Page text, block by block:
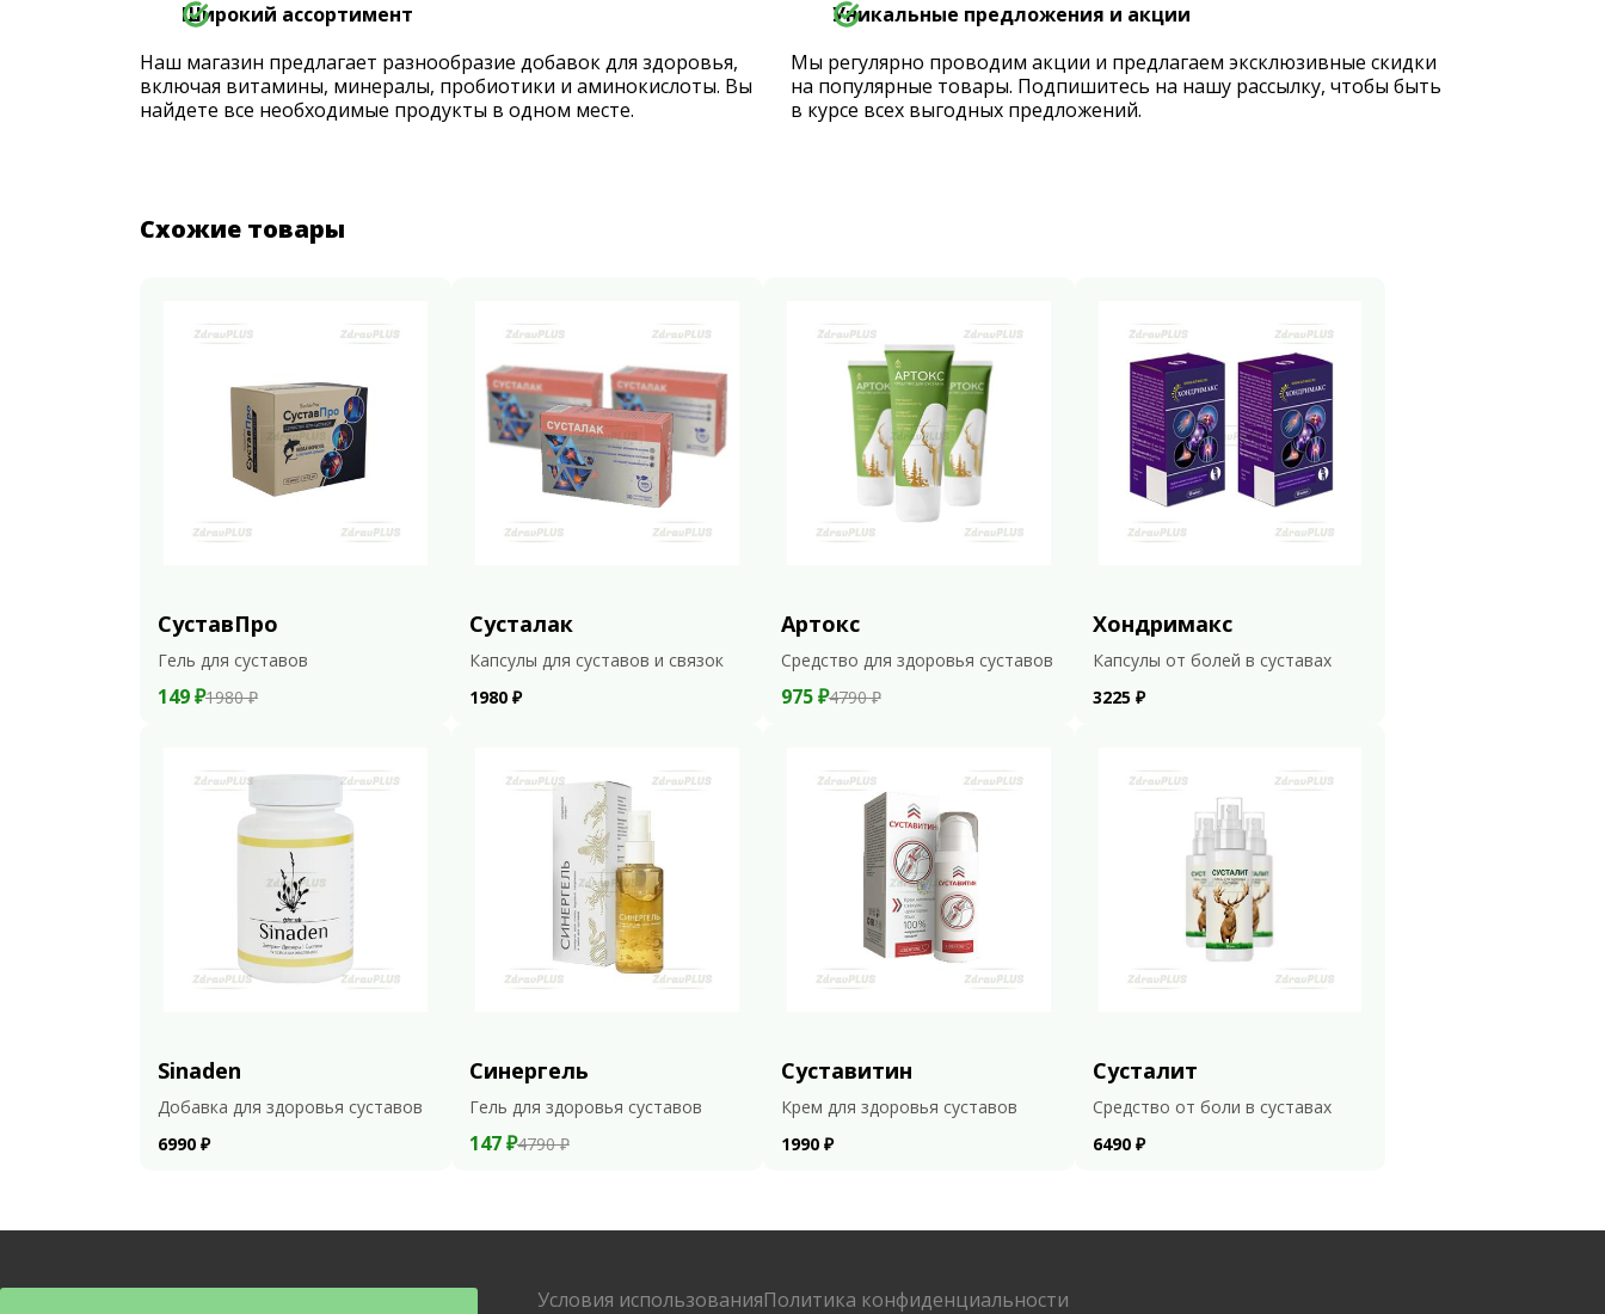
Широкий ассортимент
Наш магазин предлагает разнообразие добавок для здоровья,
включая витамины, минералы, пробиотики и аминокислоты. Вы
найдете все необходимые продукты в одном месте.
Уникальные предложения и акции
Мы регулярно проводим акции и предлагаем эксклюзивные скидки
на популярные товары. Подпишитесь на нашу рассылку, чтобы быть
в курсе всех выгодных предложений.
Схожие товары
СуставПро
Гель для суставов
149 ₽1980 ₽
Сусталак
Капсулы для суставов и связок
1980 ₽
Артокс
Средство для здоровья суставов
975 ₽4790 ₽
Хондримакс
Капсулы от болей в суставах
3225 ₽
Sinaden
Добавка для здоровья суставов
6990 ₽
Синергель
Гель для здоровья суставов
147 ₽4790 ₽
Суставитин
Крем для здоровья суставов
1990 ₽
Сусталит
Средство от боли в суставах
6490 ₽
Условия использованияПолитика конфиденциальности